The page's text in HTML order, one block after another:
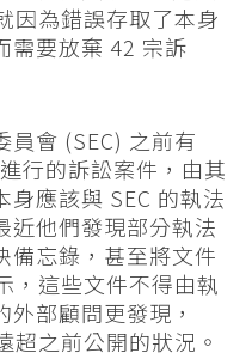
因為錯誤存取了本身
需要放棄 42 宗訴
會 (SEC) 之前有
行的訴訟案件，由其
應該與 SEC 的執法
近他們發現部分執法
備忘錄，甚至將文件
，這些文件不得由執
部顧問更發現，
超之前公開的狀況。